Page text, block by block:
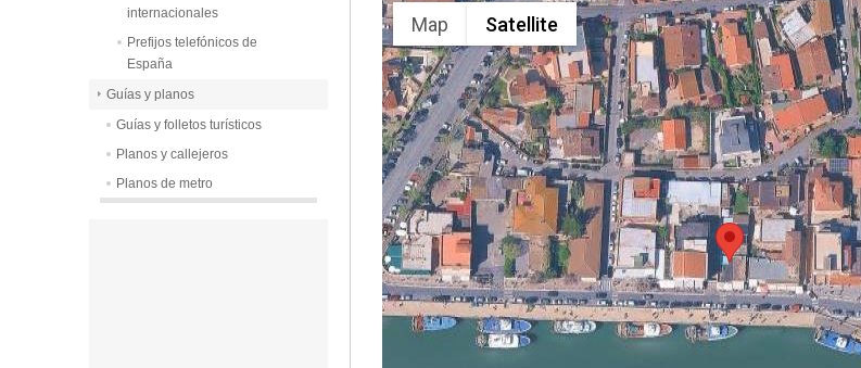
Map Satellite
internacionales
Prefijos telefónicos de
España
Guías y planos
Guías y folletos turísticos
Planos y callejeros
Planos de metro